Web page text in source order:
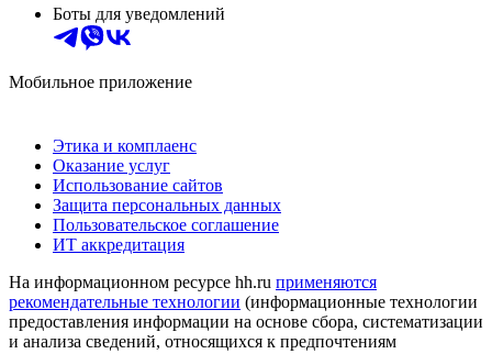
Боты для уведомлений
Мобильное приложение
Этика и комплаенс
Оказание услуг
Использование сайтов
Защита персональных данных
Пользовательское соглашение
ИТ аккредитация
На информационном ресурсе hh.ru применяются
рекомендательные технологии (информационные технологии
предоставления информации на основе сбора, систематизации
и анализа сведений, относящихся к предпочтениям